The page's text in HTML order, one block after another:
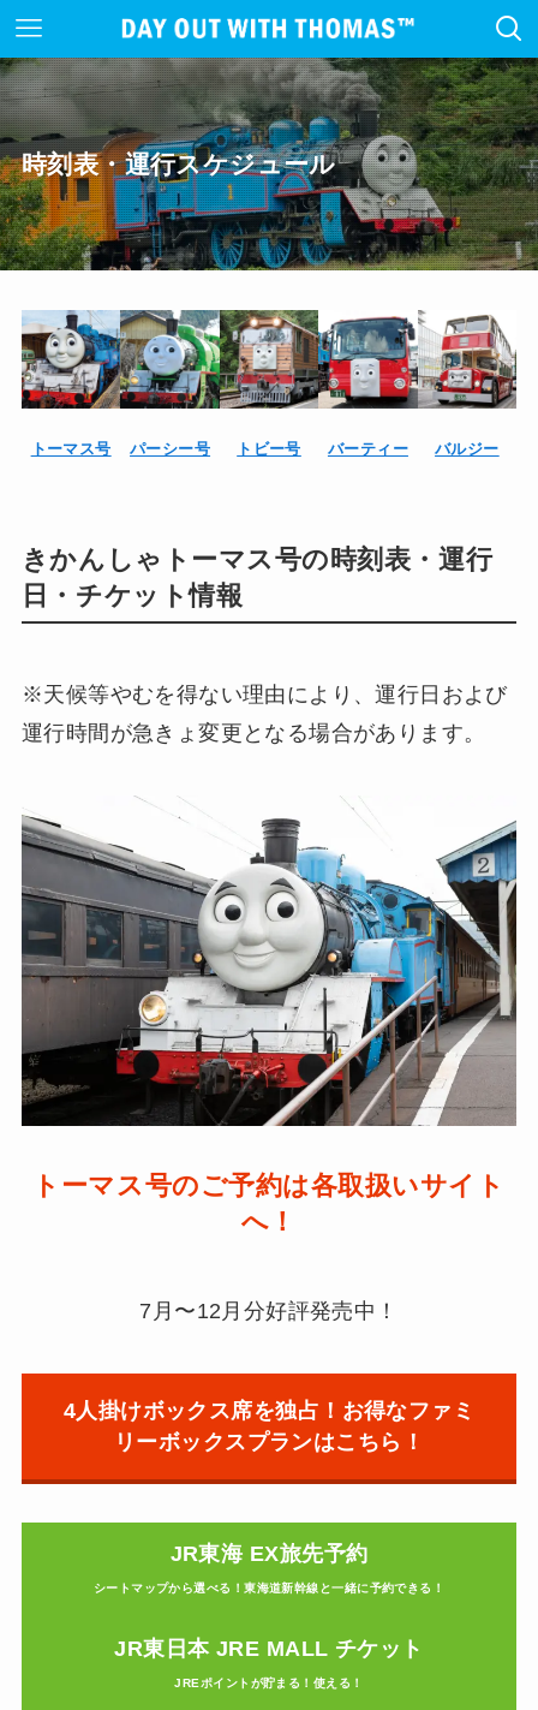
時刻表・運行スケジュール
トーマス号 パーシー号 トビー号 バーティー バルジー
きかんしゃトーマス号の時刻表・運行
日・チケット情報
※天候等やむを得ない理由により、運行日および
運行時間が急きょ変更となる場合があります。
トーマス号のご予約は各取扱いサイト
へ！
7月〜12月分好評発売中！
4人掛けボックス席を独占！お得なファミ
リーボックスプランはこちら！
JR東海 EX旅先予約
シートマップから選べる！東海道新幹線と一緒に予約できる！
JR東日本 JRE MALL チケット
JREポイントが貯まる！使える！